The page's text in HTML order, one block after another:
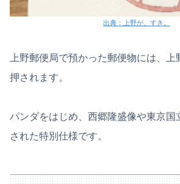
出典：上野が、すき。
上野郵便局で預かった郵便物には、
押されます。
パンダをはじめ、西郷隆盛像や東京国
された特別仕様です。